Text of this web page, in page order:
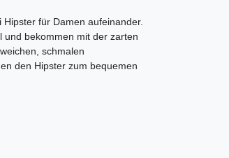
für Damen aufeinander.
und bekommen mit der zarten
schmalen
den Hipster zum bequemen